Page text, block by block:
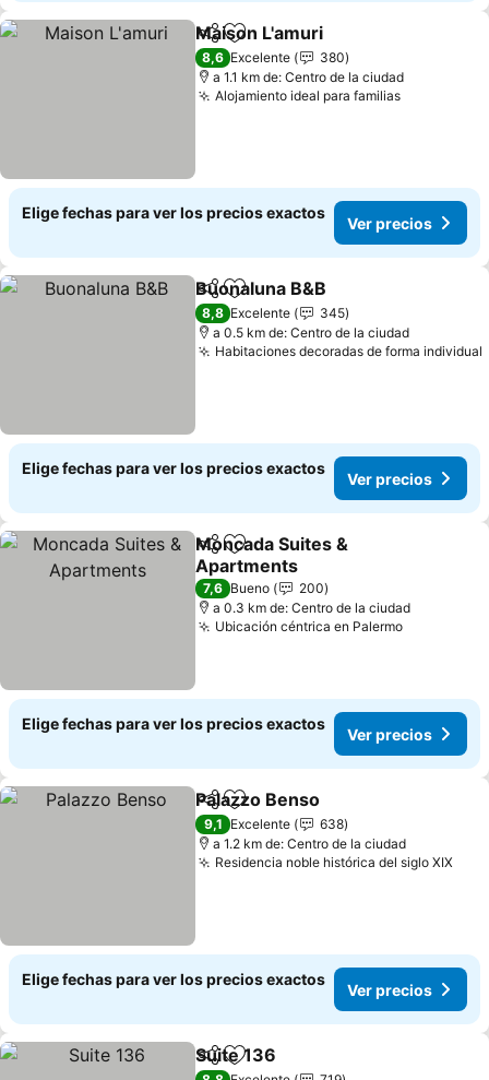
CompartirAgregar a favoritos
Maison L'amuri
8,6 Excelente
380
a 1.1 km de: Centro de la ciudad
Alojamiento ideal para familias
Elige fechas para ver los precios exactos
Ver precios
CompartirAgregar a favoritos
Buonaluna B&B
8,8 Excelente
345
a 0.5 km de: Centro de la ciudad
Habitaciones decoradas de forma individual
Elige fechas para ver los precios exactos
Ver precios
CompartirAgregar a favoritos
Moncada Suites &
Apartments
7,6 Bueno
200
a 0.3 km de: Centro de la ciudad
Ubicación céntrica en Palermo
Elige fechas para ver los precios exactos
Ver precios
CompartirAgregar a favoritos
Palazzo Benso
9,1 Excelente
638
a 1.2 km de: Centro de la ciudad
Residencia noble histórica del siglo XIX
Elige fechas para ver los precios exactos
Ver precios
CompartirAgregar a favoritos
Suite 136